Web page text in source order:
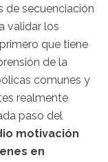
de secuenciación
validar los
que tiene
de la
comunes y
realmente
paso del
motivación
en